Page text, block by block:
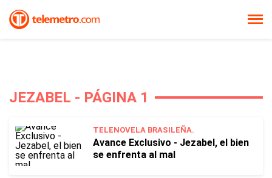
JEZABEL - PÁGINA 1
TELENOVELA BRASILEÑA.
Avance Exclusivo - Jezabel, el bien
se enfrenta al mal